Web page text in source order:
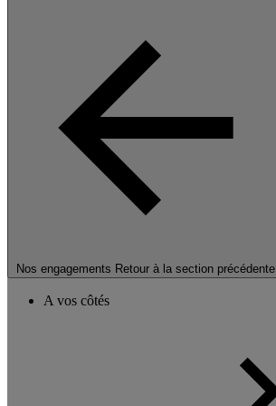
Nos engagements Retour à la section précédente
A vos côtés